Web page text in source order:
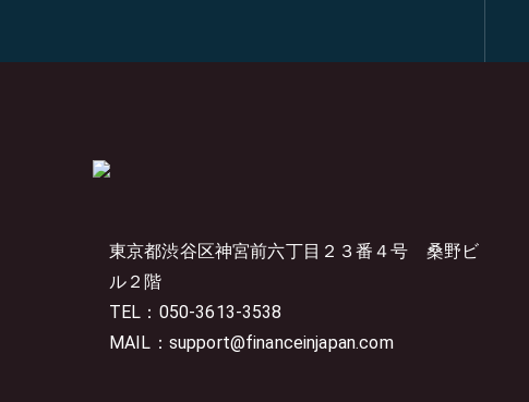
東京都渋谷区神宮前六丁目２３番４号 桑野ビ
ル２階
TEL：050-3613-3538
MAIL：support@financeinjapan.com